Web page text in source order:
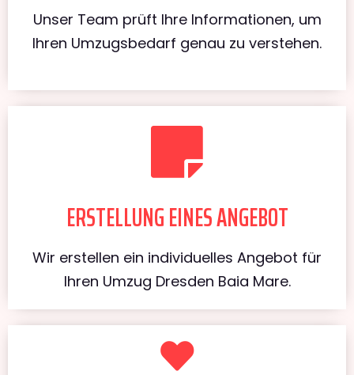
Unser Team prüft Ihre Informationen, um
Ihren Umzugsbedarf genau zu verstehen.
ERSTELLUNG EINES ANGEBOT
Wir erstellen ein individuelles Angebot für
Ihren Umzug Dresden Baia Mare.